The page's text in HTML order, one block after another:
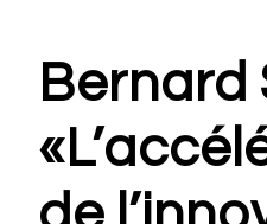
Bernard